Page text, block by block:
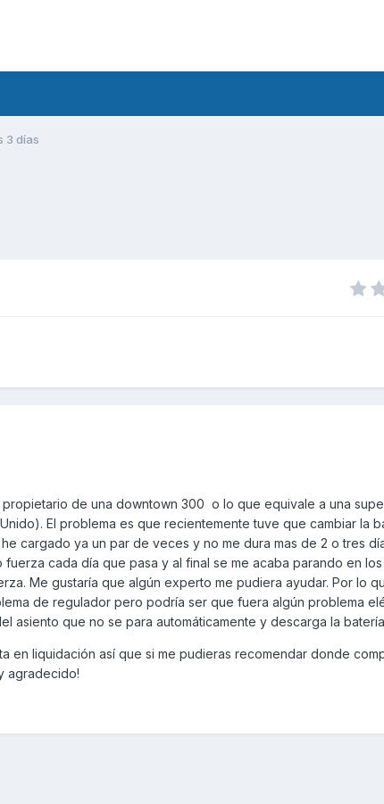
3 días
de una downtown 300 o lo que equivale a una
El problema es que recientemente tuve que cambiar la
cargado ya un par de veces y no me dura mas de 2 o tres
cada día que pasa y al final se me acaba parando en
Me gustaría que algún experto me pudiera ayudar. Por lo
de regulador pero podría ser que fuera algún problema
asiento que no se para automáticamente y descarga la
en liquidación así que si me pudieras recomendar donde
agradecido!